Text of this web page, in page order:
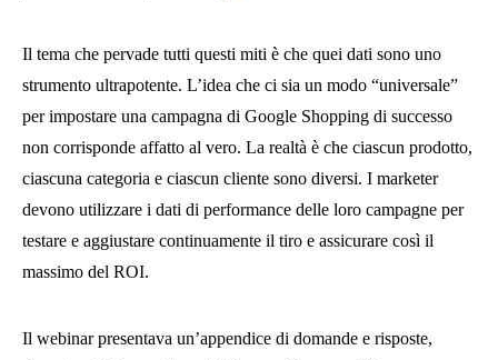
Il tema che pervade tutti questi miti è che quei dati sono uno
strumento ultrapotente. L’idea che ci sia un modo “universale”
per impostare una campagna di Google Shopping di successo
non corrisponde affatto al vero. La realtà è che ciascun prodotto,
ciascuna categoria e ciascun cliente sono diversi. I marketer
devono utilizzare i dati di performance delle loro campagne per
testare e aggiustare continuamente il tiro e assicurare così il
massimo del ROI.
Il webinar presentava un’appendice di domande e risposte,